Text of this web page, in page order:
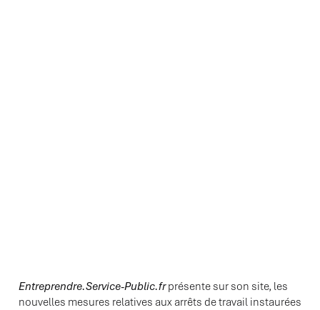
Entreprendre.Service-Public.frprésente sur son site, les
nouvelles mesures relatives aux arrêts de travail instaurées